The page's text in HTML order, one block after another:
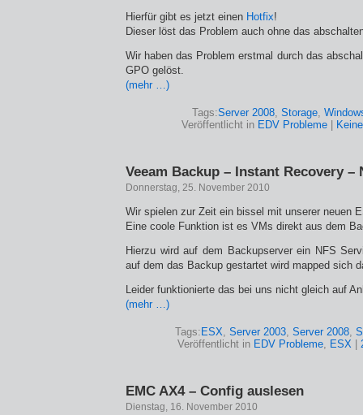
Hierfür gibt es jetzt einen Hotfix!
Dieser löst das Problem auch ohne das
Wir haben das Problem erstmal durch das
GPO gelöst.
(mehr …)
Tags:Server 2008, Storage,
Veröffentlicht in EDV Probleme|
Veeam Backup – Instant Recovery –
Donnerstag, 25. November 2010
Wir spielen zur Zeit ein bissel mit unserer neuen
Eine coole Funktion ist es VMs direkt aus dem
Hierzu wird auf dem Backupserver ein NFS
auf dem das Backup gestartet wird mapped sich
Leider funktionierte das bei uns nicht gleich auf
(mehr …)
Tags: ESX, Server 2003, Server 2008,
Veröffentlicht in EDV Probleme, ESX
EMC AX4 – Config auslesen
Dienstag, 16. November 2010